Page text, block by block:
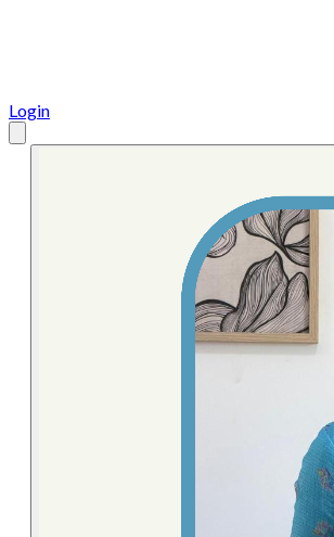
Login